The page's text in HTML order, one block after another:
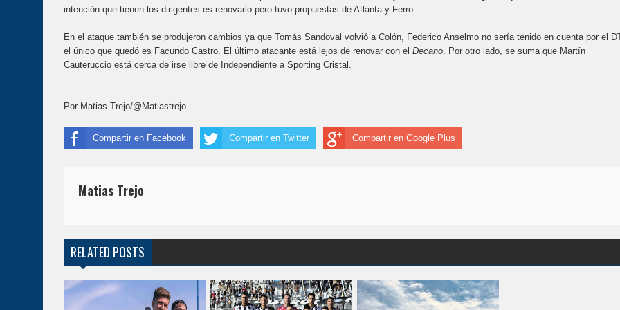
intención que tienen los dirigentes es renovarlo pero tuvo propuestas de Atlanta y Ferro.
En el ataque también se produjeron cambios ya que Tomás Sandoval volvió a Colón, Federico Anselmo no sería tenido en cuenta por el
el único que quedó es Facundo Castro. El último atacante está lejos de renovar con el Decano. Por otro lado, se suma que Martín
Cauteruccio está cerca de irse libre de Independiente a Sporting Cristal.
Por Matias Trejo/@Matiastrejo_
Compartir en Facebook Compartir en Twitter Compartir en Google Plus
Matias Trejo
RELATED POSTS